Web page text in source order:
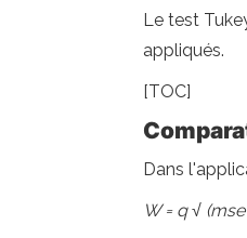
Le test
appliqués.
[TOC]
Dans
W = q √